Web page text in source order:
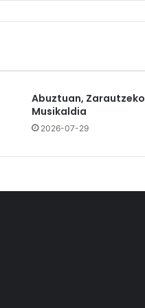
Abuztuan, Zarautzeko
Musikaldia
2026-07-29